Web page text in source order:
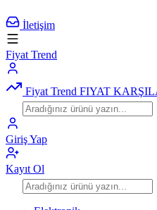
İletişim
Fiyat Trend
Fiyat Trend FIYAT
Giriş Yap
Kayıt Ol